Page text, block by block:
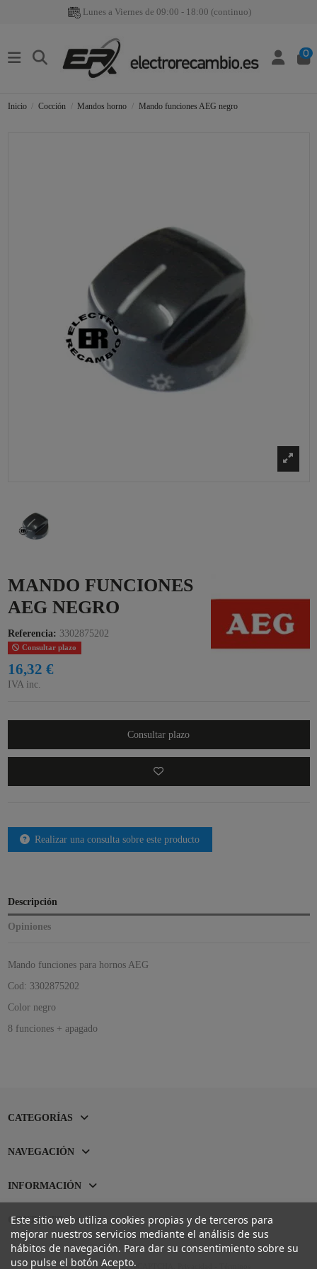
Lunes a Viernes de 09:00 - 18:00 (continuo)
0
Inicio Cocción Mandos horno Mando funciones AEG negro
MANDO FUNCIONES
AEG NEGRO
Referencia: 3302875202
Consultar plazo
16,32 €
IVA inc.
Consultar plazo
Realizar una consulta sobre este producto
Descripción
Opiniones
Mando funciones para hornos AEG
Cod: 3302875202
Color negro
8 funciones + apagado
CATEGORÍAS
NAVEGACIÓN
INFORMACIÓN
CONTACTO
Este sitio web utiliza cookies propias y de terceros para
mejorar nuestros servicios mediante el análisis de sus
hábitos de navegación. Para dar su consentimiento sobre su
uso pulse el botón Acepto.
Sitio protegido por reCAPTCHA.